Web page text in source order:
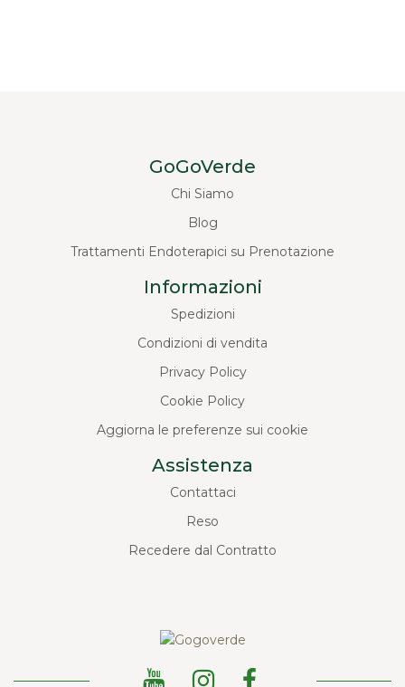
GoGoVerde
Chi Siamo
Blog
Trattamenti Endoterapici su Prenotazione
Informazioni
Spedizioni
Condizioni di vendita
Privacy Policy
Cookie Policy
Aggiorna le preferenze sui cookie
Assistenza
Contattaci
Reso
Recedere dal Contratto